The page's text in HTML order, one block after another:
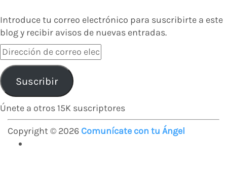
Introduce tu correo electrónico para suscribirte a este
blog y recibir avisos de nuevas entradas.
Dirección
de
correo
electrónico
Suscribir
Únete a otros 15K suscriptores
Copyright © 2026 Comunícate con tu Ángel